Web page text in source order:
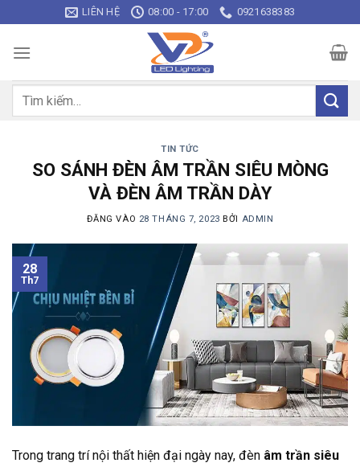
qua
nội
LIÊN HỆ 08:00 - 17:00 0921638383
Tìm
TIN TỨC
SO SÁNH ĐÈN ÂM TRẦN SIÊU MÒNG
VÀ ĐÈN ÂM TRẦN DÀY
ĐĂNG VÀO 28 THÁNG 7, 2023 BỞI ADMIN
28
Th7
Trong trang trí nội thất hiện đại ngày nay, đèn âm trần siêu